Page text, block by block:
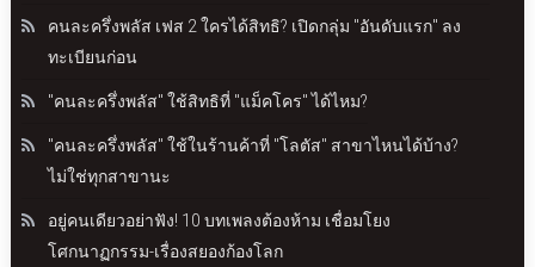
คนละครึ่งพลัส เฟส 2 ใครได้สิทธิ? เปิดกลุ่ม "อันดับแรก" ลง
ทะเบียนก่อน
"คนละครึ่งพลัส" ใช้สิทธิที่ "แม็คโคร" ได้ไหม?
"คนละครึ่งพลัส" ใช้ในร้านค้าที่ "โลตัส" สาขาไหนได้บ้าง?
ไม่ใช่ทุกสาขานะ
อยู่คนเดียวอย่าฟัง! 10 บทเพลงต้องห้าม เชื่อมโยง
โศกนาฏกรรม-เรื่องสยองก้องโลก